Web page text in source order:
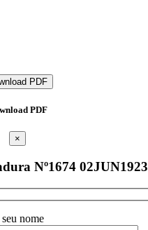
PDF
PDF
×
Nº1674 02JUN1923
nome